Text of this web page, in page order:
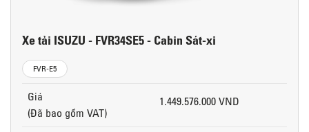
Xe tải ISUZU - FVR34SE5 - Cabin Sát-xi
FVR-E5
Giá
(Đã bao gồm VAT)
1.449.576.000 VND